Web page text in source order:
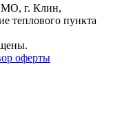
МО, г. Клин,
теплового пункта
оферты